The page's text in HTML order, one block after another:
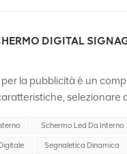
DIGITAL
la pubblicità è un
digitale. In questo
segnaletica digitale.Per i
Schermo Led Da Interno
Segnaletica Dinamica